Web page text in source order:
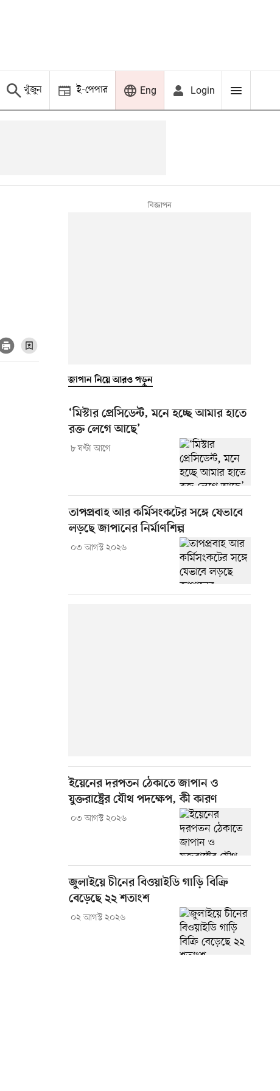
খুঁজুন ই-পেপার Eng Login
জাপান নিয়ে আরও পড়ুন
‘মিস্টার প্রেসিডেন্ট, মনে হচ্ছে আমার হাতে
রক্ত লেগে আছে’
৮ ঘণ্টা আগে
তাপপ্রবাহ আর কর্মিসংকটের সঙ্গে যেভাবে
লড়ছে জাপানের নির্মাণশিল্প
০৩ আগস্ট ২০২৬
ইয়েনের দরপতন ঠেকাতে জাপান ও
যুক্তরাষ্ট্রের যৌথ পদক্ষেপ, কী কারণ
০৩ আগস্ট ২০২৬
জুলাইয়ে চীনের বিওয়াইডি গাড়ি বিক্রি
বেড়েছে ২২ শতাংশ
০২ আগস্ট ২০২৬